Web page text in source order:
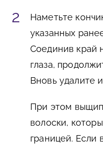
Наметьте
указанных
Соединив край
глаза,
Вновь удалите
При этом
волоски,
границей. Если